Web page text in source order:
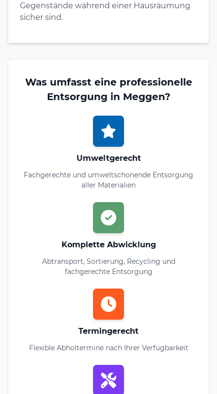
Gegenstände während einer Hausräumung
sicher sind.
Was umfasst eine professionelle
Entsorgung in Meggen?
Umweltgerecht
Fachgerechte und umweltschonende Entsorgung
aller Materialien
Komplette Abwicklung
Abtransport, Sortierung, Recycling und
fachgerechte Entsorgung
Termingerecht
Flexible Abholtermine nach Ihrer Verfügbarkeit